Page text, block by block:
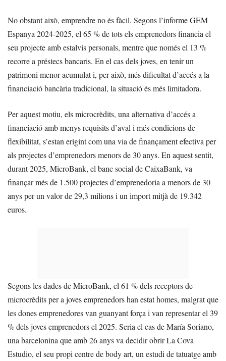
No obstant això, emprendre no és fàcil. Segons l’informe GEM
Espanya 2024-2025, el 65 % de tots els emprenedors financia el
seu projecte amb estalvis personals, mentre que només el 13 %
recorre a préstecs bancaris. En el cas dels joves, en tenir un
patrimoni menor acumulat i, per això, més dificultat d’accés a la
financiació bancària tradicional, la situació és més limitadora.
Per aquest motiu, els microcrèdits, una alternativa d’accés a
financiació amb menys requisits d’aval i més condicions de
flexibilitat, s’estan erigint com una via de finançament efectiva per
als projectes d’emprenedors menors de 30 anys. En aquest sentit,
durant 2025, MicroBank, el banc social de CaixaBank, va
finançar més de 1.500 projectes d’emprenedoria a menors de 30
anys per un valor de 29,3 milions i un import mitjà de 19.342
euros.
Segons les dades de MicroBank, el 61 % dels receptors de
microcrèdits per a joves emprenedors han estat homes, malgrat que
les dones emprenedores van guanyant força i van representar el 39
% dels joves emprenedors el 2025. Seria el cas de María Soriano,
una barcelonina que amb 26 anys va decidir obrir La Cova
Estudio, el seu propi centre de body art, un estudi de tatuatge amb